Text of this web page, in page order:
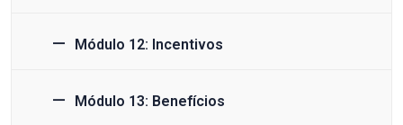
Módulo 12: Incentivos
Módulo 13: Benefícios